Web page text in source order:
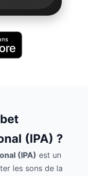
(IPA) ?
(IPA) est un
les sons de la